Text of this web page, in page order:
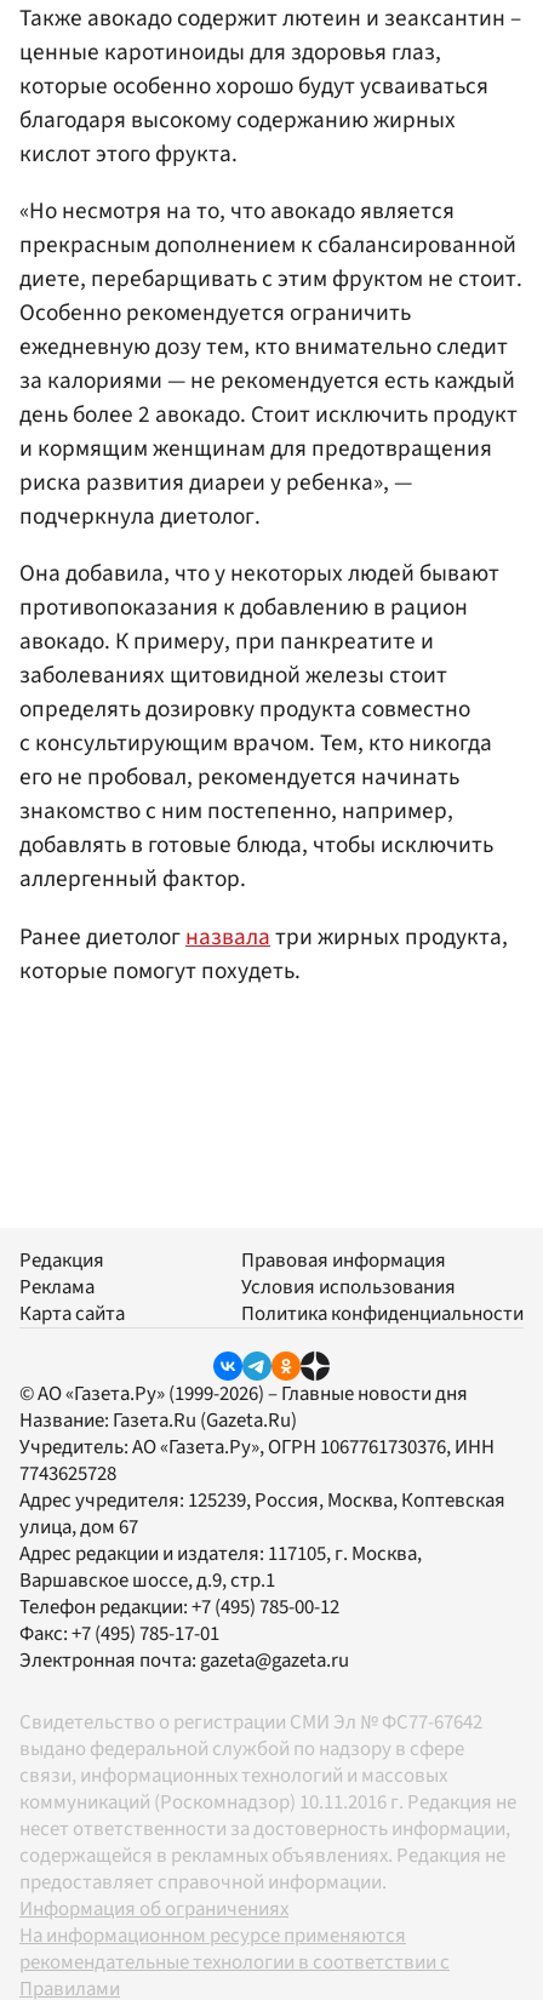
Также авокадо содержит лютеин и зеаксантин –
ценные каротиноиды для здоровья глаз,
которые особенно хорошо будут усваиваться
благодаря высокому содержанию жирных
кислот этого фрукта.
«Но несмотря на то, что авокадо является
прекрасным дополнением к сбалансированной
диете, перебарщивать с этим фруктом не стоит.
Особенно рекомендуется ограничить
ежедневную дозу тем, кто внимательно следит
за калориями — не рекомендуется есть каждый
день более 2 авокадо. Стоит исключить продукт
и кормящим женщинам для предотвращения
риска развития диареи у ребенка», —
подчеркнула диетолог.
Она добавила, что у некоторых людей бывают
противопоказания к добавлению в рацион
авокадо. К примеру, при панкреатите и
заболеваниях щитовидной железы стоит
определять дозировку продукта совместно
с консультирующим врачом. Тем, кто никогда
его не пробовал, рекомендуется начинать
знакомство с ним постепенно, например,
добавлять в готовые блюда, чтобы исключить
аллергенный фактор.
Ранее диетологназвалатри жирных продукта,
которые помогут похудеть.
Редакция
Реклама
Карта сайта
Правовая информация
Условия использования
Политика конфиденциальности
© АО «Газета.Ру» (1999-2026) – Главные новости дня
Название: Газета.Ru (Gazeta.Ru)
Учредитель:АО «Газета.Ру», ОГРН 1067761730376, ИНН
7743625728
Адрес учредителя: 125239, Россия, Москва, Коптевская
улица, дом 67
Адрес редакции и издателя: 117105, г. Москва,
Варшавское шоссе, д.9, стр.1
Телефон редакции:+7 (495) 785-00-12
Факс:+7 (495) 785-17-01
Электронная почта:gazeta@gazeta.ru
Свидетельство о регистрации СМИ Эл № ФС77-67642
выдано федеральной службой по надзору в сфере
связи, информационных технологий и массовых
коммуникаций (Роскомнадзор) 10.11.2016 г. Редакция не
несет ответственности за достоверность информации,
содержащейся в рекламных объявлениях. Редакция не
предоставляет справочной информации.
Информация об ограничениях
На информационном ресурсе применяются
рекомендательные технологии в соответствии с
Правилами